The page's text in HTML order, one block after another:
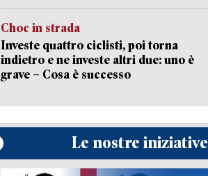
Choc in strada
Investe quattro ciclisti, poi torna
indietro e ne investe altri due: uno è
grave – Cosa è successo
Le nostre iniziative